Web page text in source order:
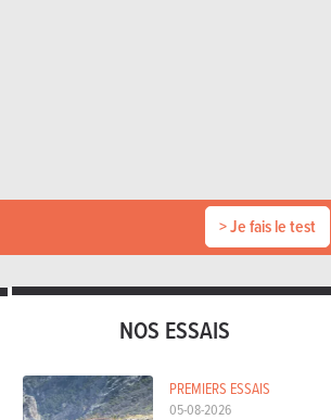
> Je fais le test
NOS ESSAIS
PREMIERS ESSAIS
05-08-2026